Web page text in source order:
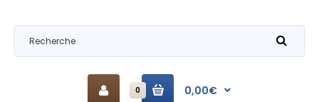
0 0,00€